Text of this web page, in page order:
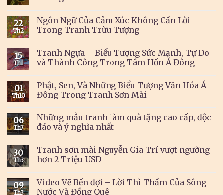
22
Th2
Ngôn Ngữ Của Cảm Xúc Không Cần Lời
Trong Tranh Trừu Tượng
15
Th1
Tranh Ngựa – Biểu Tượng Sức Mạnh, Tự Do
và Thành Công Trong Tâm Hồn Á Đông
01
Th10
Phật, Sen, Và Những Biểu Tượng Văn Hóa Á
Đông Trong Tranh Sơn Mài
06
Th7
Những mẫu tranh làm quà tặng cao cấp, độc
đáo và ý nghĩa nhất
30
Th3
Tranh sơn mài Nguyễn Gia Trí vượt ngưỡng
hơn 2 Triệu USD
09
Th3
Video Vẽ Bến đợi – Lời Thì Thầm Của Sông
Nước Và Đồng Quê